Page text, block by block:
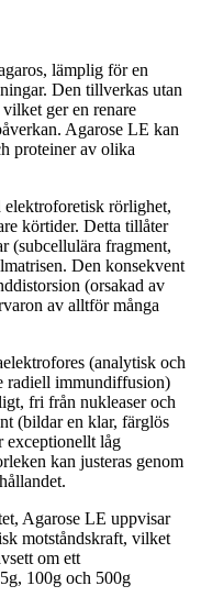
lämplig för en
Den tillverkas utan
ger en renare
Agarose LE kan
proteiner av olika
rörlighet,
körtider. Detta tillåter
(subcellulära fragment,
Den konsekvent
(orsakad av
av alltför många
(analytisk och
radiell immundiffusion)
fri från nukleaser och
(bildar en klar, färglös
exceptionellt låg
kan justeras genom
Agarose LE uppvisar
motståndskraft, vilket
om ett
100g och 500g